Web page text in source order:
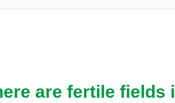
are fertile fields